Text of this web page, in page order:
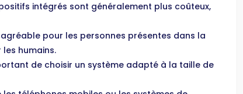
intégrés sont généralement plus coûteux,
pour les personnes présentes dans la
humains.
de choisir un système adapté à la taille de